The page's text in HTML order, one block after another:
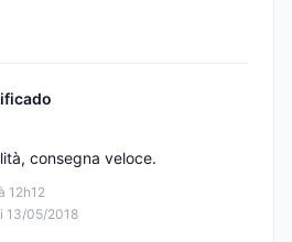
12h12
13/05/2018
consegna veloce.